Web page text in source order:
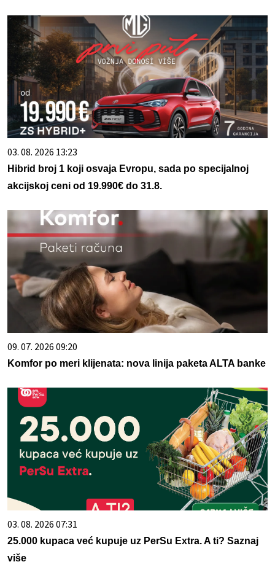
03. 08. 2026 13:23
Hibrid broj 1 koji osvaja Evropu, sada po specijalnoj
akcijskoj ceni od 19.990€ do 31.8.
09. 07. 2026 09:20
Komfor po meri klijenata: nova linija paketa ALTA banke
03. 08. 2026 07:31
25.000 kupaca već kupuje uz PerSu Extra. A ti? Saznaj
više